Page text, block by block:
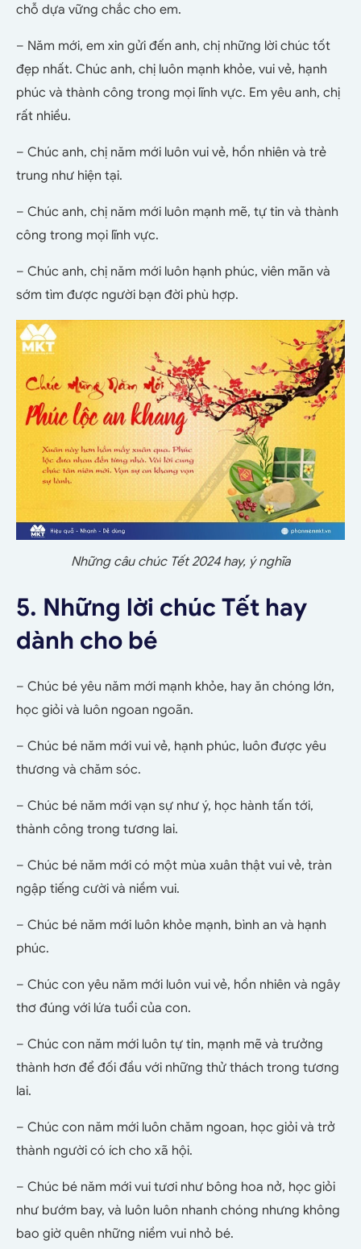
chỗ dựa vững chắc cho em.
– Năm mới, em xin gửi đến anh, chị những lời chúc tốt
đẹp nhất. Chúc anh, chị luôn mạnh khỏe, vui vẻ, hạnh
phúc và thành công trong mọi lĩnh vực. Em yêu anh, chị
rất nhiều.
– Chúc anh, chị năm mới luôn vui vẻ, hồn nhiên và trẻ
trung như hiện tại.
– Chúc anh, chị năm mới luôn mạnh mẽ, tự tin và thành
công trong mọi lĩnh vực.
– Chúc anh, chị năm mới luôn hạnh phúc, viên mãn và
sớm tìm được người bạn đời phù hợp.
Những câu chúc Tết 2024 hay, ý nghĩa
5. Những lời chúc Tết hay
dành cho bé
– Chúc bé yêu năm mới mạnh khỏe, hay ăn chóng lớn,
học giỏi và luôn ngoan ngoãn.
– Chúc bé năm mới vui vẻ, hạnh phúc, luôn được yêu
thương và chăm sóc.
– Chúc bé năm mới vạn sự như ý, học hành tấn tới,
thành công trong tương lai.
– Chúc bé năm mới có một mùa xuân thật vui vẻ, tràn
ngập tiếng cười và niềm vui.
– Chúc bé năm mới luôn khỏe mạnh, bình an và hạnh
phúc.
– Chúc con yêu năm mới luôn vui vẻ, hồn nhiên và ngây
thơ đúng với lứa tuổi của con.
– Chúc con năm mới luôn tự tin, mạnh mẽ và trưởng
thành hơn để đối đầu với những thử thách trong tương
lai.
– Chúc con năm mới luôn chăm ngoan, học giỏi và trở
thành người có ích cho xã hội.
– Chúc bé năm mới vui tươi như bông hoa nở, học giỏi
như bướm bay, và luôn luôn nhanh chóng nhưng không
bao giờ quên những niềm vui nhỏ bé.